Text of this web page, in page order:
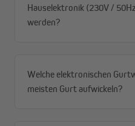
Hauselektronik (230V /
werden?
Welche elektronischen
meisten Gurt aufwickeln?